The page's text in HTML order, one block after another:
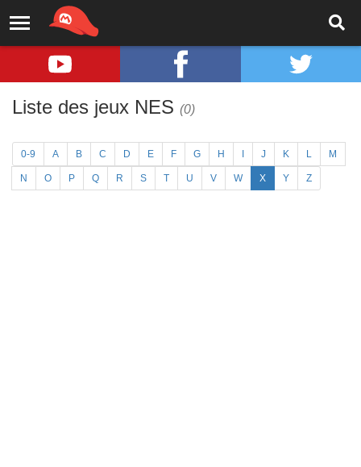
Liste des jeux NES (0)
0-9 A B C D E F G H J K L M
N O P Q R S T U V W X Y Z